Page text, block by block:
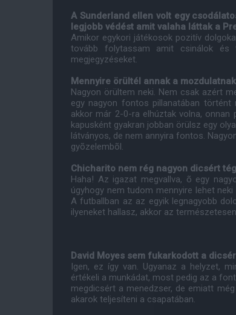
A Sunderland ellen volt egy
legjobb védést amit valaha láttak a
Amikor egykori játékosok pozitív
tovább folytassam amit csinálok és
megjegyzéseket.
Mennyire örültél annak a
Nagyon örültem neki. Nem csak azért
egy nagyon fontos pillanatában
akkor már 2-0-ra elhúztak volna,
kapusként gyakran jobban örülsz egy
látványos, de nem annyira fontos.
gyõzelembõl.
Chicharito nem rég nagyon dicsért
Haha! Az igazat megvallva, õ egy
úgyhogy nem tudom mennyire lehet
A futballban az az egyik legnagyobb
ilyeneket hallasz, akkor az
David Moyes sem fukarkodott a
Igen, ez így van. Ugyanaz a helyzet,
értékeli a munkádat, most pedig az a
megdicsért a menedzser, de emiatt
akarok teljesíteni a csapatában.